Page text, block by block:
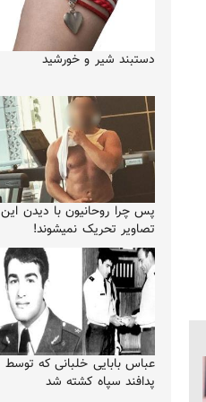
دستبند شیر و خورشید
پس چرا روحانیون با دیدن این
تصاویر تحریک نمیشوند!
عباس بابایی خلبانی که توسط
پدافند سپاه کشته شد